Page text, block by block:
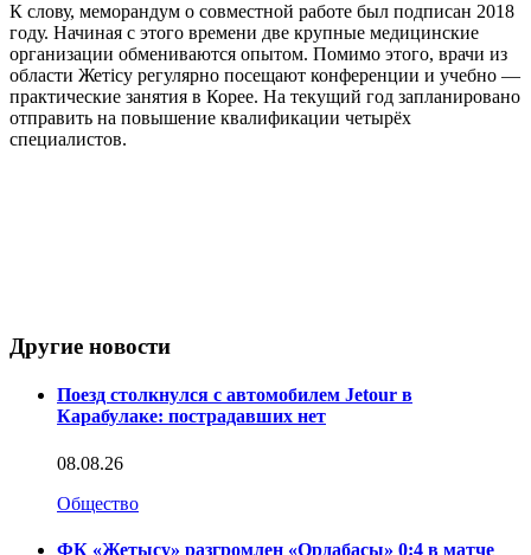
К слову, меморандум о совместной работе был подписан 2018
году. Начиная с этого времени две крупные медицинские
организации обмениваются опытом. Помимо этого, врачи из
области Жетісу регулярно посещают конференции и учебно —
практические занятия в Корее. На текущий год запланировано
отправить на повышение квалификации четырёх
специалистов.
Другие новости
Поезд столкнулся с автомобилем Jetour в
Карабулаке: пострадавших нет
08.08.26
Общество
ФК «Жетысу» разгромлен «Ордабасы» 0:4 в матче